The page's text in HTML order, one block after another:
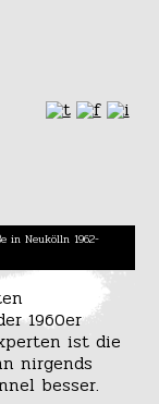
in Neukölln 1962-
1960er
ist die
nirgends
besser.